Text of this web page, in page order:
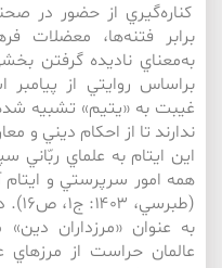
كناره‌گيري از حضور در
برابر فتنه‌ها، معضلات
به‌معناي ناديده گرفتن
براساس روايتي از
غيبت به «يتيم» تشبيه
ندارند تا از احكام ديني و
اين ايتام به علماي ربّاني
همه امور سرپرستي و
به عنوان «مرزداران
عالمان حراست از